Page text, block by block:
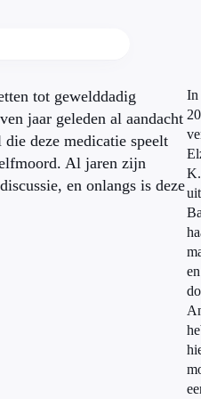
tot gewelddadig
jaar geleden al aandacht
deze medicatie speelt
Al jaren zijn
en onlangs is deze
In
K.
uit
en